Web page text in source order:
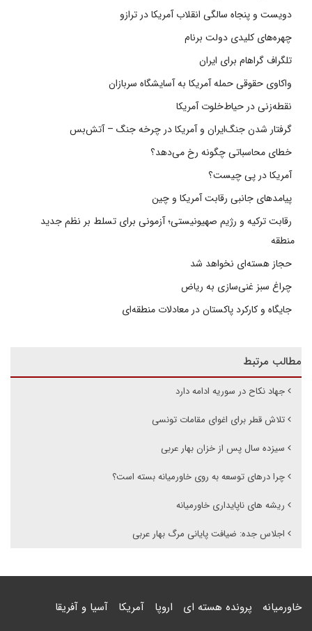
دویست و پنجاه سالگی انقلاب آمریکا در ترازو
چهره‌های کلیدی دولت برنام
تلگراف گراهام برای ایران
واکاوی حقوقی حمله آمریکا به آسایشگاه سربازان
نقطه‌زنی در حیاط‌خلوت آمریکا
گرفتار شدن جنگ‌ایران و آمریکا در چرخه جنگ – آتش‌بس
خطای محاسباتی چگونه رخ می‌دهد؟
آمریکا در پی چیست؟
پیامدهای جانبی رقابت آمریکا و چین
رقابت ترکیه و رژیم صهیونیستی؛ آزمونی برای تسلط بر نظم جدید
منطقه
حجاز هسته‌ای نخواهد شد
چراغ سبز غنی‌سازی به ریاض
جایگاه و کارکرد پاکستان در معادلات منطقه‌ای
مطالب مرتبط
جهاد نکاح در سوریه ادامه دارد
تلاش قطر برای اغوای مقامات تونسی
سیزده سال پس از خزان بهار عربی
چرا درهای توسعه به روی خاورمیانه بسته است؟
ریشه های ناپایداری خاورمیانه
اجلاس جده: ضیافت پایانی مرگ بهار عربی
خاورمیانه پرونده هسته ای اروپا آمریکا آسیا و آفریقا